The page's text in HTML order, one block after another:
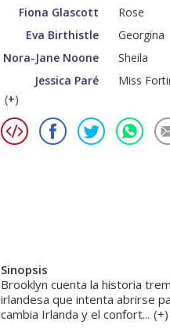
Fiona Glascott
Rose
Eva Birthistle
Georgina
Nora-Jane Noone
Sheila
Jessica Paré
Miss
(+)
Sinopsis
Brooklyn cuenta la historia
irlandesa que intenta abrirse
cambia Irlanda y el confort... (+)